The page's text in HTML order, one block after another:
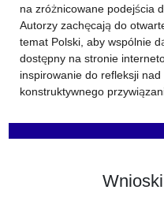
na zróżnicowane podejścia
Autorzy zachęcają do
temat Polski, aby wspólnie
dostępny na stronie
inspirowanie do refleksji
konstruktywnego
Wnioski